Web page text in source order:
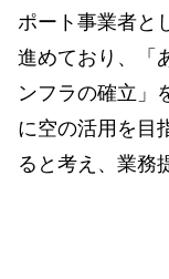
ポート事業者と
進めており、「
ンフラの確立」
に空の活用を目
ると考え、業務